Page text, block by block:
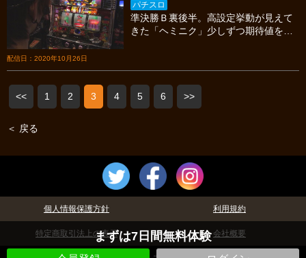
まずは7日間無料体験
配信日：2020年10月26日
パチスロ
準決勝Ｂ裏後半。高設定挙動が見えて
きた「ヘミニク」少しずつ期待値を稼
バトルを見逃すな!
<< 1 2 3 4 5 6 >>
＜ 戻る
個人情報保護方針 利用規約
特定商取引法上の表示 会社概要